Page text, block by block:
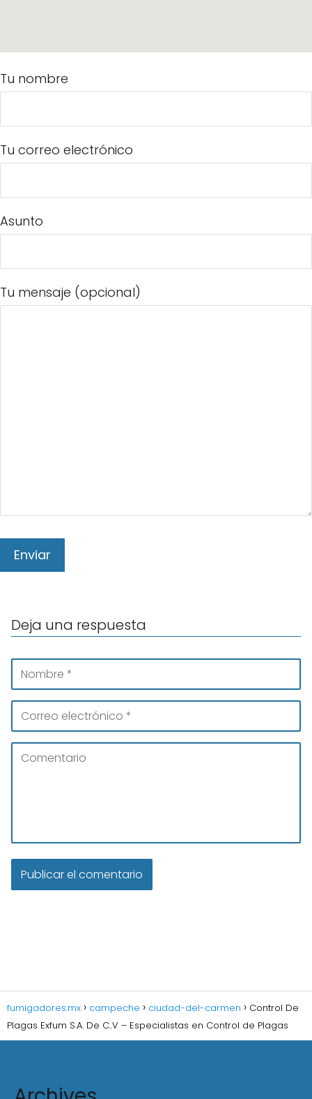
Tu nombre
Tu correo electrónico
Asunto
Tu mensaje (opcional)
Deja una respuesta
fumigadores.mx campeche ciudad-del-carmen
Control De
Plagas Exfum S.A. De C..V – Especialistas en Control de Plagas